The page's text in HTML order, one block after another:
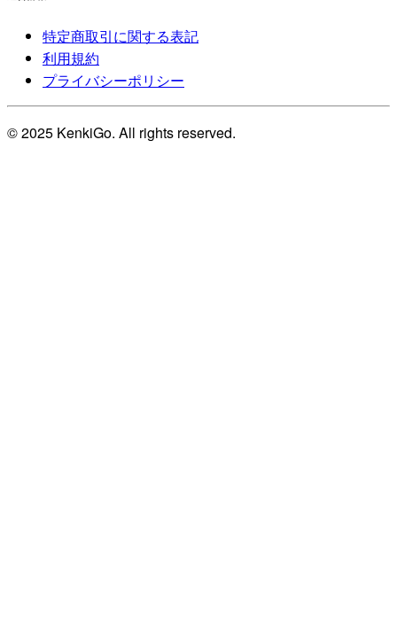
特定商取引に関する表記
利用規約
プライバシーポリシー
© 2025 KenkiGo. All rights reserved.